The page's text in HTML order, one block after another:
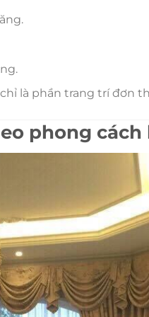
là phần trang trí đơn
phong cách